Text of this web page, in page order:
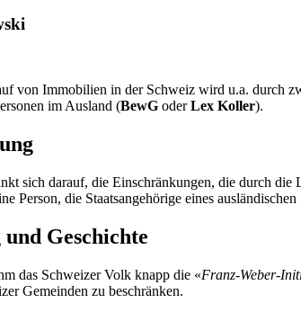
von Immobilien in der Schweiz wird u.a. durch
im Ausland (BewG oderLex Koller).
sich darauf, die Einschränkungen, die durch
Person, die Staatsangehörige eines
Geschichte
das Schweizer Volk knapp die «Franz-Weber-
Gemeinden zu beschränken.